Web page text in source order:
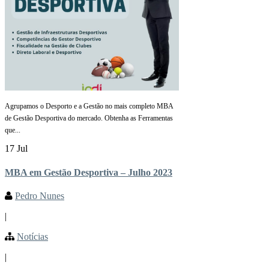
Agrupamos o Desporto e a Gestão no mais completo MBA
de Gestão Desportiva do mercado. Obtenha as Ferramentas
que...
17 Jul
MBA em Gestão Desportiva – Julho 2023
Pedro Nunes
|
Notícias
|